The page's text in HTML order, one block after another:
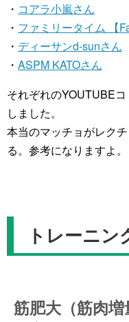
・ コアラ小嵐さん
・ ファミリータイム 【
・ ディーサンd-sunさん
・ ASPM KATOさん
それぞれのYOUTUBE
しました。
本当のマッチョがレク
る。参考になりますよ。
トレーニン
筋肥大（筋肉